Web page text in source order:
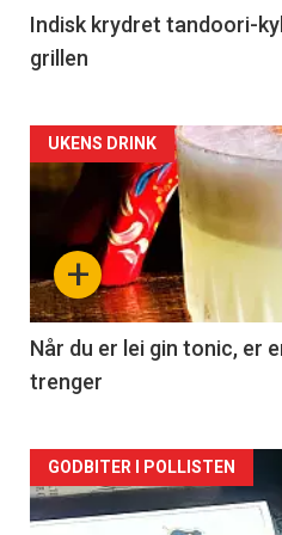
Indisk krydret tandoori-
grillen
Forsiden
akkurat
nå
-
2
+
UKENS DRINK
Når du er lei gin tonic, er
trenger
Forsiden
akkurat
GODBITER I POLLISTEN